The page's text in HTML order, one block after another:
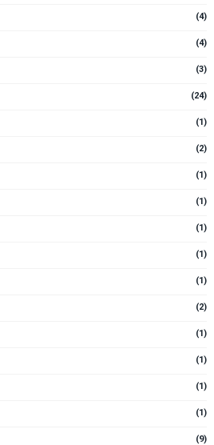
(4)
(4)
(3)
(24)
(1)
(2)
(1)
(1)
(1)
(1)
(1)
(2)
(1)
(1)
(1)
(1)
(9)